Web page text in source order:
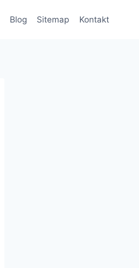
Blog Sitemap Kontakt